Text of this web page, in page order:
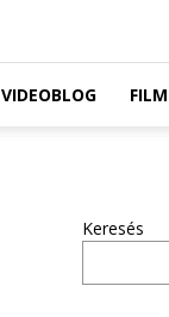
VIDEOBLOG FILM
Keresés